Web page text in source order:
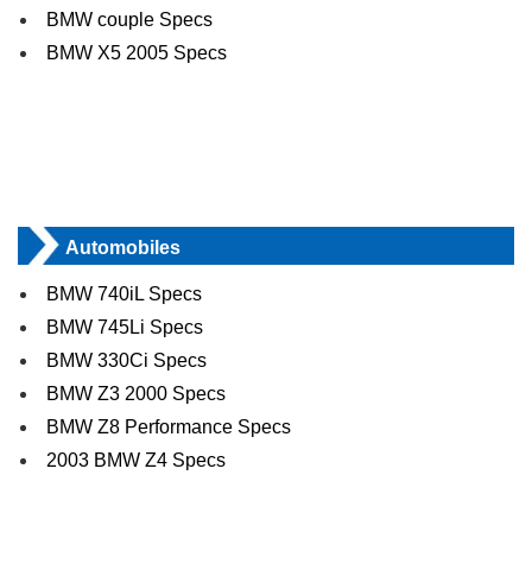
BMW couple Specs
BMW X5 2005 Specs
Automobiles
BMW 740iL Specs
BMW 745Li Specs
BMW 330Ci Specs
BMW Z3 2000 Specs
BMW Z8 Performance Specs
2003 BMW Z4 Specs